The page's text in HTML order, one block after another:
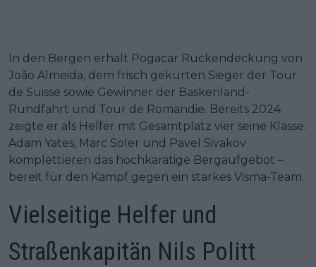
In den Bergen erhält Pogacar Rückendeckung von
João Almeida, dem frisch gekürten Sieger der Tour
de Suisse sowie Gewinner der Baskenland-
Rundfahrt und Tour de Romandie. Bereits 2024
zeigte er als Helfer mit Gesamtplatz vier seine Klasse.
Adam Yates, Marc Soler und Pavel Sivakov
komplettieren das hochkarätige Bergaufgebot –
bereit für den Kampf gegen ein starkes Visma-Team.
Vielseitige Helfer und
Straßenkapitän Nils Politt